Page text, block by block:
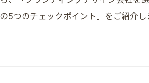
の5つのチェックポイント」をご紹介し